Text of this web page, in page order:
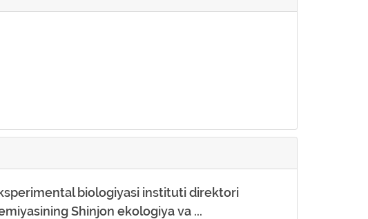
biologiyasi instituti direktori
Shinjon ekologiya va ...